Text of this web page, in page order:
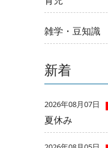
雑学・豆知識
新着
2026年08月07日
夏休み